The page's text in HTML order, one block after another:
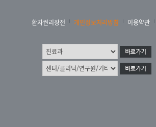
환자권리장전 개인정보처리방침 이용약관